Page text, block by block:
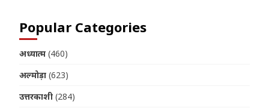
Popular Categories
अध्यात्म (460)
अल्मोड़ा (623)
उत्तरकाशी (284)